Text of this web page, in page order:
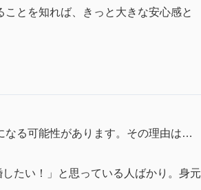
とを知れば、きっと大きな安心感と
なる可能性があります。その理由は…
たい！」と思っている人ばかり。身元